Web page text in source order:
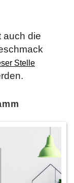
auch die
Stelle